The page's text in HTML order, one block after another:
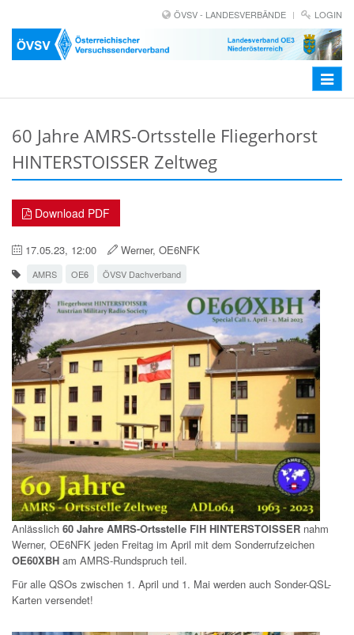
ÖVSV - LANDESVERBÄNDE LOGIN
Toggle
60 Jahre AMRS-Ortsstelle Fliegerhorst
HINTERSTOISSER Zeltweg
Download PDF
17.05.23, 12:00 Werner, OE6NFK
AMRS OE6 ÖVSV Dachverband
Anlässlich 60 Jahre AMRS-Ortsstelle FlH HINTERSTOISSER nahm
Werner, OE6NFK jeden Freitag im April mit dem Sonderrufzeichen
OE60XBH am AMRS-Rundspruch teil.
Für alle QSOs zwischen 1. April und 1. Mai werden auch Sonder-QSL-
Karten versendet!